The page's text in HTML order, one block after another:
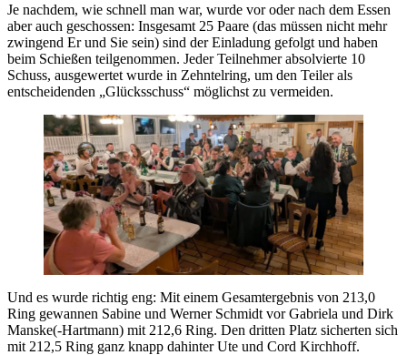
Je nachdem, wie schnell man war, wurde vor oder nach dem Essen
aber auch geschossen: Insgesamt 25 Paare (das müssen nicht mehr
zwingend Er und Sie sein) sind der Einladung gefolgt und haben
beim Schießen teilgenommen. Jeder Teilnehmer absolvierte 10
Schuss, ausgewertet wurde in Zehntelring, um den Teiler als
entscheidenden „Glücksschuss“ möglichst zu vermeiden.
Und es wurde richtig eng: Mit einem Gesamtergebnis von 213,0
Ring gewannen Sabine und Werner Schmidt vor Gabriela und Dirk
Manske(-Hartmann) mit 212,6 Ring. Den dritten Platz sicherten sich
mit 212,5 Ring ganz knapp dahinter Ute und Cord Kirchhoff.